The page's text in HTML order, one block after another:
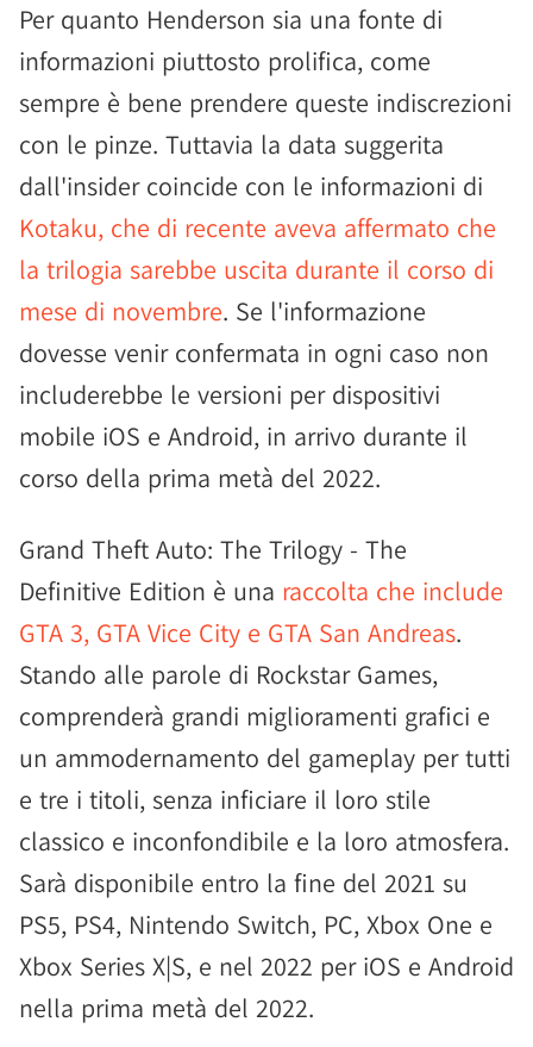
Per quanto Henderson sia una fonte di
informazioni piuttosto prolifica, come
sempre è bene prendere queste indiscrezioni
con le pinze. Tuttavia la data suggerita
dall'insider coincide con le informazioni di
Kotaku, che di recente aveva affermato che
la trilogia sarebbe uscita durante il corso di
mese di novembre. Se l'informazione
dovesse venir confermata in ogni caso non
includerebbe le versioni per dispositivi
mobile iOS e Android, in arrivo durante il
corso della prima metà del 2022.
Grand Theft Auto: The Trilogy - The
Definitive Edition è una raccolta che include
GTA 3, GTA Vice City e GTA San Andreas.
Stando alle parole di Rockstar Games,
comprenderà grandi miglioramenti grafici e
un ammodernamento del gameplay per tutti
e tre i titoli, senza inficiare il loro stile
classico e inconfondibile e la loro atmosfera.
Sarà disponibile entro la fine del 2021 su
PS5, PS4, Nintendo Switch, PC, Xbox One e
Xbox Series X|S, e nel 2022 per iOS e Android
nella prima metà del 2022.